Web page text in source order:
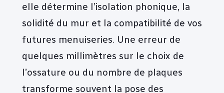
elle détermine l’isolation phonique, la
solidité du mur et la compatibilité de vos
futures menuiseries. Une erreur de
quelques millimètres sur le choix de
l’ossature ou du nombre de plaques
transforme souvent la pose des